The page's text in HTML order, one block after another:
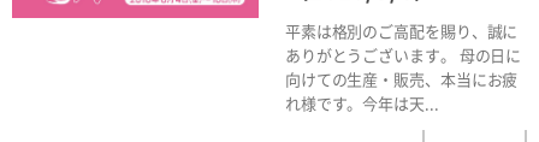
平素は格別のご高配を賜り、誠に
ありがとうございます。 母の日に
向けての生産・販売、本当にお疲
れ様です。今年は天...